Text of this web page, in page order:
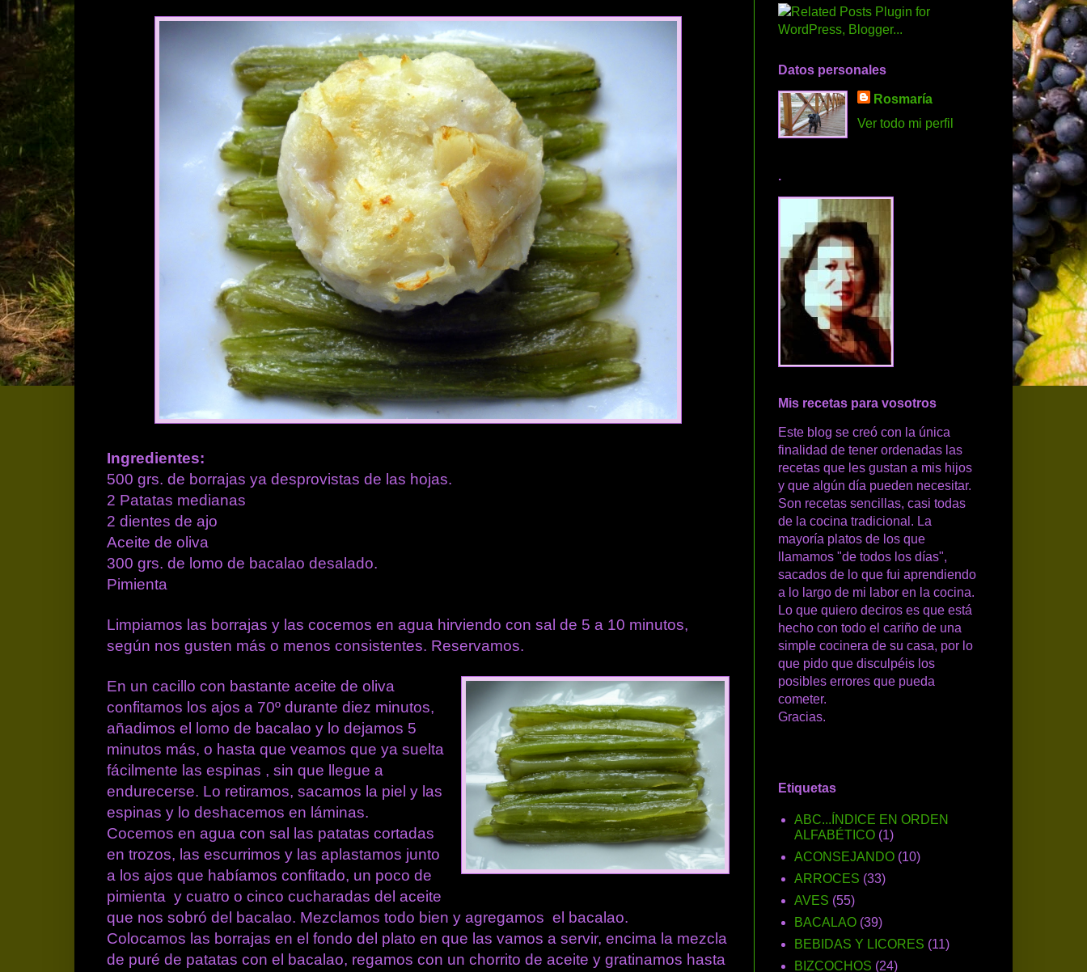
Ingredientes:
500 grs. de borrajas ya desprovistas de las hojas.
2 Patatas medianas
2 dientes de ajo
Aceite de oliva
300 grs. de lomo de bacalao desalado.
Pimienta
Limpiamos las borrajas y las cocemos en agua hirviendo con sal de 5 a 10 minutos,
según nos gusten más o menos consistentes. Reservamos.
En un cacillo con bastante aceite de oliva
confitamos los ajos a 70º durante diez minutos,
añadimos el lomo de bacalao y lo dejamos 5
minutos más, o hasta que veamos que ya suelta
fácilmente las espinas , sin que llegue a
endurecerse. Lo retiramos, sacamos la piel y las
espinas y lo deshacemos en láminas.
Cocemos en agua con sal las patatas cortadas
en trozos, las escurrimos y las aplastamos junto
a los ajos que habíamos confitado, un poco de
pimienta y cuatro o cinco cucharadas del aceite
que nos sobró del bacalao. Mezclamos todo bien y agregamos el bacalao.
Colocamos las borrajas en el fondo del plato en que las vamos a servir, encima la mezcla
de puré de patatas con el bacalao, regamos con un chorrito de aceite y gratinamos hasta
Datos personales
Rosmaría
Ver todo mi perfil
.
Mis recetas para vosotros
Este blog se creó con la única
finalidad de tener ordenadas las
recetas que les gustan a mis hijos
y que algún día pueden necesitar.
Son recetas sencillas, casi todas
de la cocina tradicional. La
mayoría platos de los que
llamamos "de todos los días",
sacados de lo que fui aprendiendo
a lo largo de mi labor en la cocina.
Lo que quiero deciros es que está
hecho con todo el cariño de una
simple cocinera de su casa, por lo
que pido que disculpéis los
posibles errores que pueda
cometer.
Gracias.
Etiquetas
ABC...ÍNDICE EN ORDEN
ALFABÉTICO (1)
ACONSEJANDO (10)
ARROCES (33)
AVES (55)
BACALAO (39)
BEBIDAS Y LICORES (11)
BIZCOCHOS (24)